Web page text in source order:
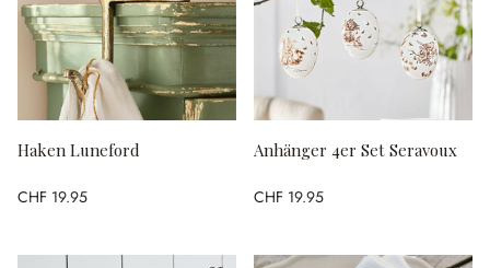
Haken Luneford
CHF 19.95
Anhänger 4er Set Seravoux
CHF 19.95